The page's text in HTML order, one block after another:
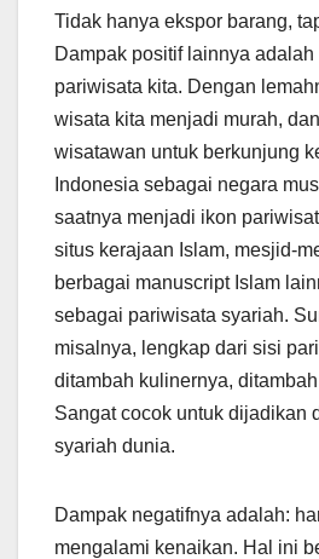
Tidak hanya ekspor barang,
Dampak positif lainnya
pariwisata kita. Dengan
wisata kita menjadi murah,
wisatawan untuk berkunjung
Indonesia sebagai negara
saatnya menjadi ikon
situs kerajaan Islam, mesjid-
berbagai manuscript Islam
sebagai pariwisata syariah.
misalnya, lengkap dari sisi
ditambah kulinernya,
Sangat cocok untuk dijadikan
syariah dunia.
Dampak negatifnya adalah:
mengalami kenaikan. Hal ini